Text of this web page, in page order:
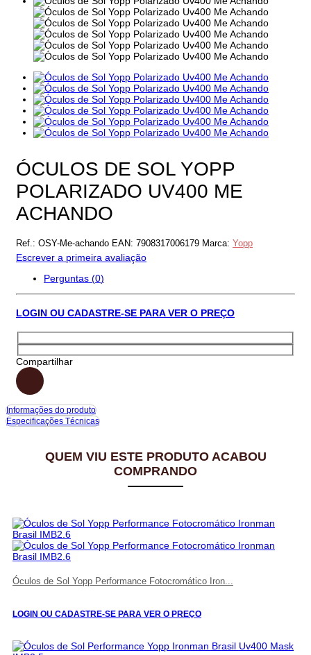
ÓCULOS DE SOL YOPP
POLARIZADO UV400 ME
ACHANDO
Ref.: OSY-Me-achando EAN: 7908317006179 Marca: Yopp
Escrever a primeira avaliação
Perguntas (0)
LOGIN OU CADASTRE-SE PARA VER O PREÇO
Compartilhar
Informações do produto
Especificações Técnicas
QUEM VIU ESTE PRODUTO ACABOU
COMPRANDO
Óculos de Sol Yopp Performance Fotocromático Iron...
LOGIN OU CADASTRE-SE PARA VER O PREÇO